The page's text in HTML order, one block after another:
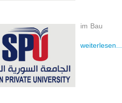
im Bau
weiterlesen...